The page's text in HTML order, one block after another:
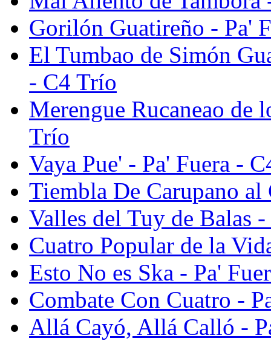
Gorilón Guatireño - Pa'
El Tumbao de Simón
- C4 Trío
Merengue Rucaneao de
Trío
Vaya Pue' - Pa' Fuera -
Tiembla De Carupano
Valles del Tuy de Balas
Cuatro Popular de la
Esto No es Ska - Pa'
Combate Con Cuatro -
Allá Cayó, Allá Calló -